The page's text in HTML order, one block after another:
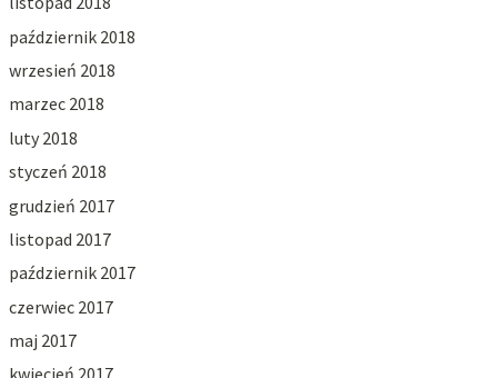
październik 2018
wrzesień 2018
marzec 2018
luty 2018
styczeń 2018
grudzień 2017
listopad 2017
październik 2017
czerwiec 2017
maj 2017